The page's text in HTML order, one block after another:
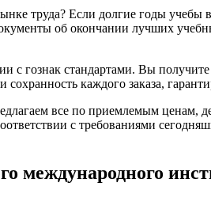
труда? Если долгие годы учебы
об окончании лучших
с гознак стандартами. Вы
каждого заказа,
все по приемлемым ценам,
с требованиями
международного